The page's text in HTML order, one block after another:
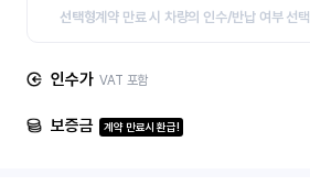
선택형계약 만료 시 차량의 인수/반납 여부 선택
인수가 VAT 포함
보증금 계약 만료시 환급!